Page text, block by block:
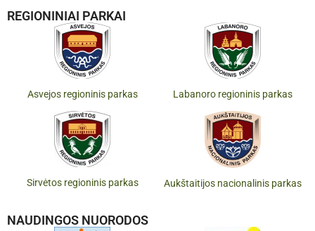
REGIONINIAI PARKAI
Asvejos regioninis parkas Labanoro regioninis parkas
Sirvėtos regioninis parkas Aukštaitijos nacionalinis parkas
NAUDINGOS NUORODOS